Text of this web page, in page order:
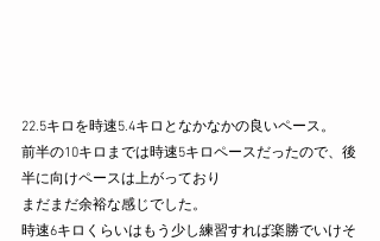
22.5キロを時速5.4キロとなかなかの良いペース。
前半の10キロまでは時速5キロペースだったので、後
半に向けペースは上がっており
まだまだ余裕な感じでした。
時速6キロくらいはもう少し練習すれば楽勝でいけそ